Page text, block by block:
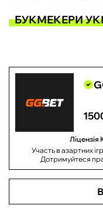
БУКМЕКЕРИ
Участь в азартних
Дотримуйтеся